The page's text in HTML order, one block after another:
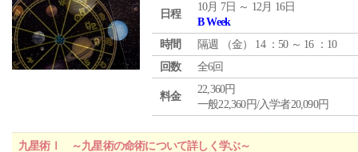
日程
10月 7日 ～ 12月 16日
B Week
時間
隔週 （金） 14 ：50 ～ 16 ：10
回数
全6回
料金
22,360円
一般22,360円/入学者20,090円
九星術Ⅰ ～九星術の命術について詳しく学ぶ～